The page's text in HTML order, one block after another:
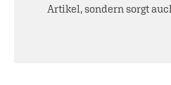
Artikel, sondern sorgt